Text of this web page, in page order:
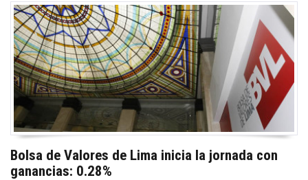
Bolsa de Valores de Lima inicia la jornada con
ganancias: 0.28%